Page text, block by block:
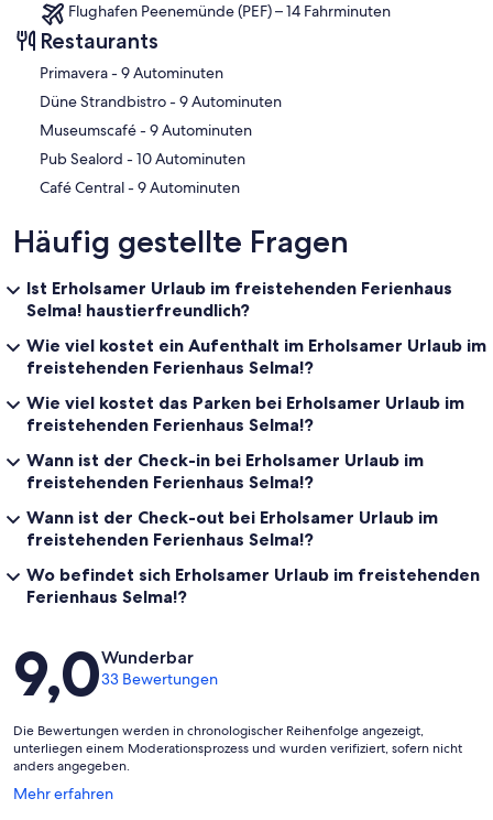
Flughafen Peenemünde (PEF) – 14 Fahrminuten
Restaurants
‪Primavera - ‬9 Autominuten
‪Düne Strandbistro - ‬9 Autominuten
‪Museumscafé - ‬9 Autominuten
‪Pub Sealord - ‬10 Autominuten
‪Café Central - ‬9 Autominuten
Häufig gestellte Fragen
Ist Erholsamer Urlaub im freistehenden Ferienhaus
Selma! haustierfreundlich?
Wie viel kostet ein Aufenthalt im Erholsamer Urlaub im
freistehenden Ferienhaus Selma!?
Wie viel kostet das Parken bei Erholsamer Urlaub im
freistehenden Ferienhaus Selma!?
Wann ist der Check-in bei Erholsamer Urlaub im
freistehenden Ferienhaus Selma!?
Wann ist der Check-out bei Erholsamer Urlaub im
freistehenden Ferienhaus Selma!?
Wo befindet sich Erholsamer Urlaub im freistehenden
Ferienhaus Selma!?
Bewertungen
9,0Wunderbar
33 Bewertungen
Die Bewertungen werden in chronologischer Reihenfolge angezeigt,
unterliegen einem Moderationsprozess und wurden verifiziert, sofern nicht
anders angegeben.
Mehr erfahren
Wird